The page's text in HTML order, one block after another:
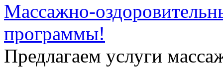
Массажно-
программы!
Предлагаем услуги